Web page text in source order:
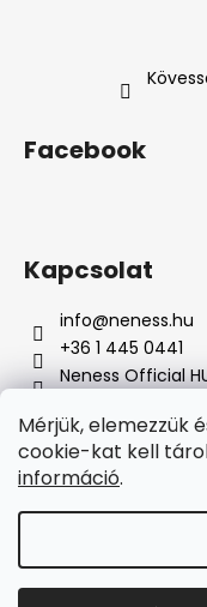
Mérjük, elemezzük
cookie-kat kell
információ.
Facebook
Kapcsolat
info@neness.hu
+36 1 445 0441
Neness Official
r
Copyright 2026